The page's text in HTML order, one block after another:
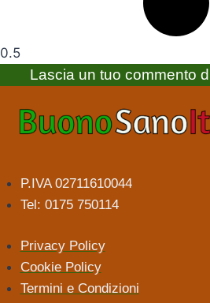
Lascia un tuo commento
P.IVA 02711610044
Tel: 0175 750114
Privacy Policy
Cookie Policy
Termini e Condizioni